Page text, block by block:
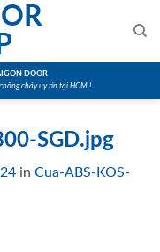
DOOR
cháy uy tín tại HCM !
SGD.jpg
in Cua-ABS-KOS-